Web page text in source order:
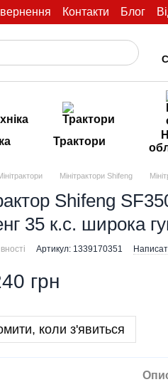
Контакти Блог
Трактори
Мінітрактори Shifeng
Shifeng
35 к.с. широка
Артикул: 1339170351
грн
коли з'явиться